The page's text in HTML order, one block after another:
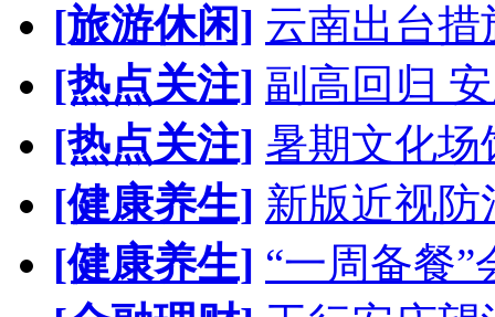
[旅游休闲] 云南出台
[热点关注] 副高回归
[热点关注] 暑期文化场
[健康养生] 新版近视
[健康养生] “一周备餐